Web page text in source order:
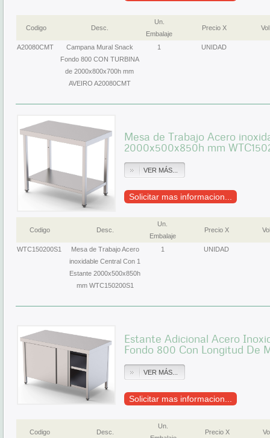
Codigo Desc.
Un.
Embalaje
Precio X
A20080CMT
Campana Mural Snack
Fondo 800 CON TURBINA
de 2000x800x700h mm
AVEIRO A20080CMT
1 UNIDAD
Mesa de Trabajo Acero
2000x500x850h mm
VER MÁS...
Solicitar mas informacion...
Codigo Desc.
Un.
Embalaje
Precio X
WTC150200S1
Mesa de Trabajo Acero
inoxidable Central Con 1
Estante 2000x500x850h
mm WTC150200S1
1 UNIDAD
Estante Adicional Acero
Fondo 800 Con Longitud De
VER MÁS...
Solicitar mas informacion...
Codigo Desc.
Un.
Precio X